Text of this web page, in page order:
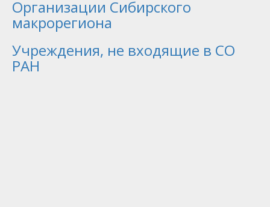
Организации Сибирского
макрорегиона
Учреждения, не входящие в СО
РАН